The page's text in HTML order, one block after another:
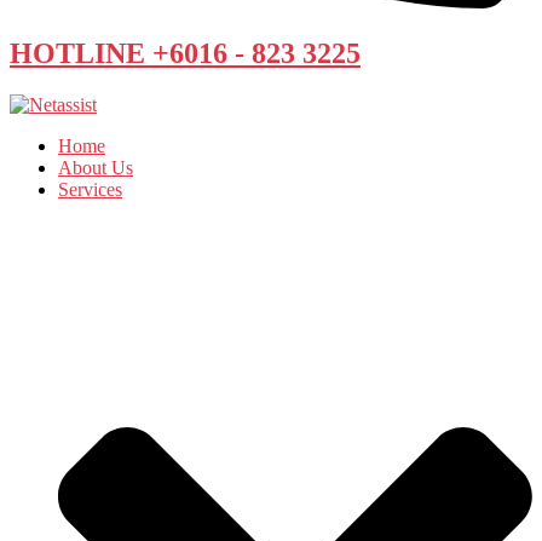
HOTLINE +6016 - 823 3225
Home
About Us
Services